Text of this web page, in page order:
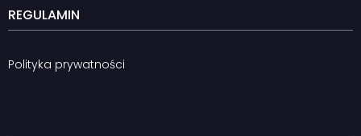
REGULAMIN
Polityka prywatności